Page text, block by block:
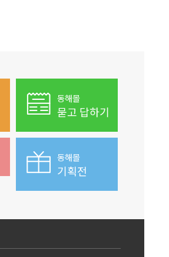
동해몰
묻고 답하기
동해몰
기획전